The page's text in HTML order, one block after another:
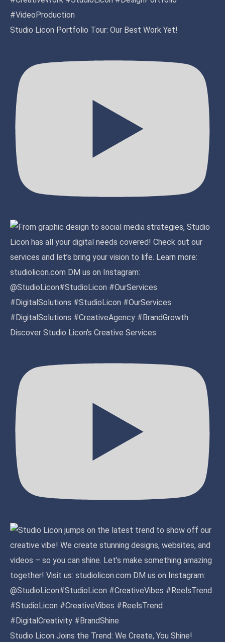
Studio Licon Portfolio Tour: Our Best Work Yet!
Discover Studio Licon’s Creative Services
Studio Licon Joins the Trend: We Create, You Shine!